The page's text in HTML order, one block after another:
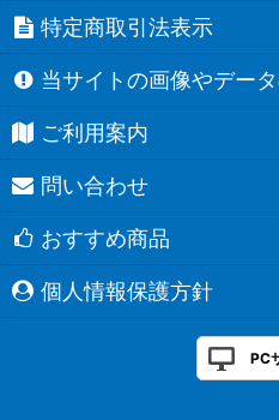
特定商取引法表示
当サイトの画像やデー
ご利用案内
問い合わせ
おすすめ商品
個人情報保護方針
PC